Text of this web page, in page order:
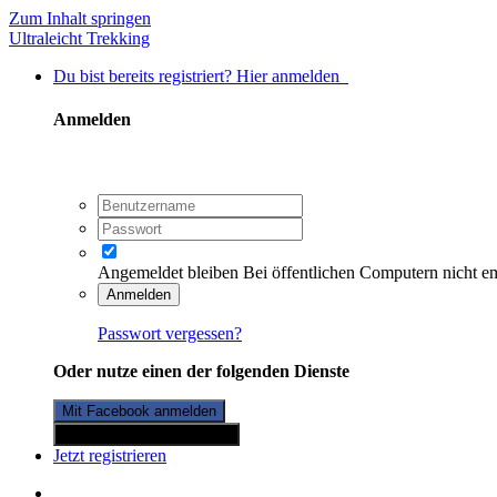
Zum Inhalt springen
Ultraleicht Trekking
Du bist bereits registriert? Hier anmelden
Anmelden
Angemeldet bleiben Bei öffentlichen Computern nicht
Anmelden
Passwort vergessen?
Oder nutze einen der folgenden Dienste
Mit Facebook anmelden
Jetzt registrieren